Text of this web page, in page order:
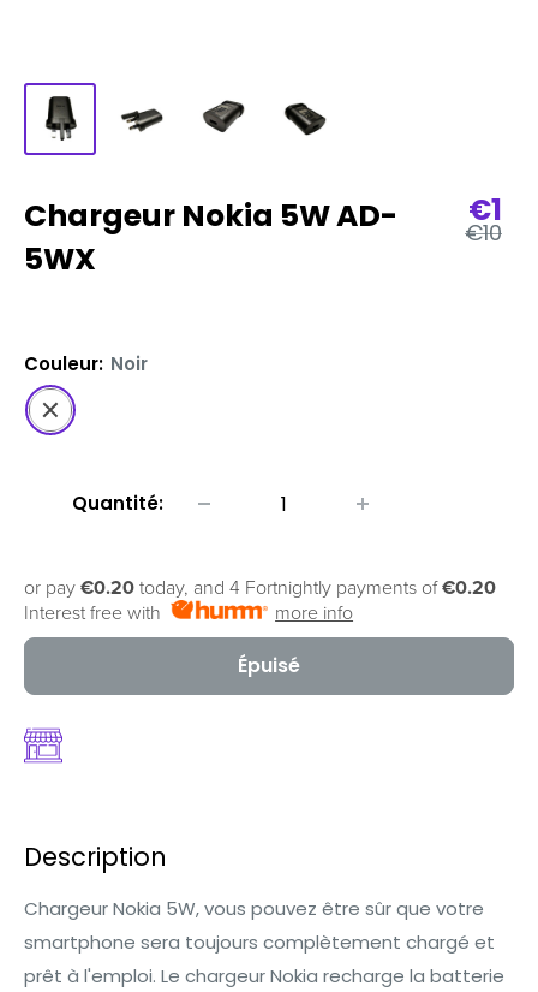
Chargeur Nokia 5W AD-
5WX
Prix
de
€1
Prix
€10
Couleur: Noir
Noir
Quantité:
or pay €0.20 today, and 4 Fortnightly payments of€0.20
Interest free with
more info
Épuisé
Description
Chargeur Nokia 5W, vous pouvez être sûr que votre
smartphone sera toujours complètement chargé et
prêt à l'emploi. Le chargeur Nokia recharge la batterie